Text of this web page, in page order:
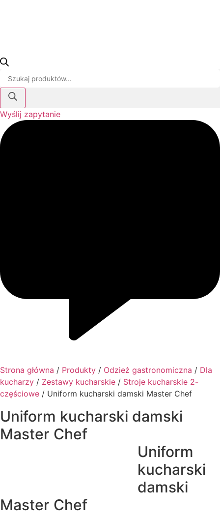
produktów
Wyślij zapytanie
Strona główna / Produkty / Odzież gastronomiczna / Dla
kucharzy / Zestawy kucharskie / Stroje kucharskie 2-
częściowe / Uniform kucharski damski Master Chef
Uniform kucharski damski
Master Chef
Uniform
kucharski
damski
Master Chef